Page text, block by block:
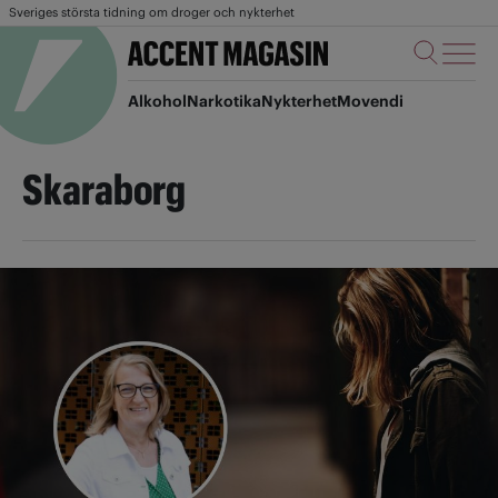
Sveriges största tidning om droger och nykterhet
AlkoholNarkotikaNykterhetMovendi
Skaraborg